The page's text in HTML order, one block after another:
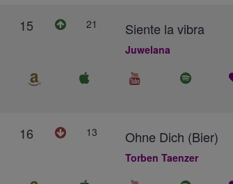
15 21 Siente la vibra
Juwelana
16 13 Ohne Dich (Bier)
Torben Taenzer